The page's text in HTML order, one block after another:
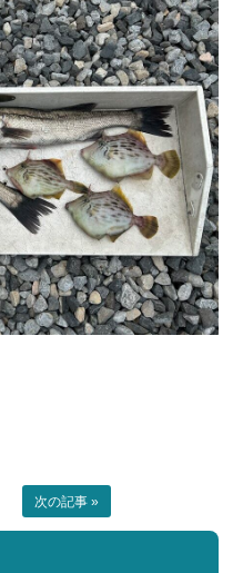
リンク集
Link
次の記事 »